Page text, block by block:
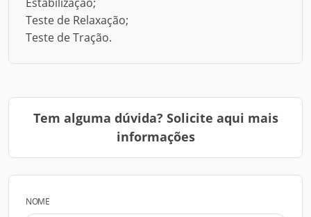
Teste de Relaxação;
Teste de Tração.
Tem alguma dúvida? Solicite aqui mais
informações
NOME